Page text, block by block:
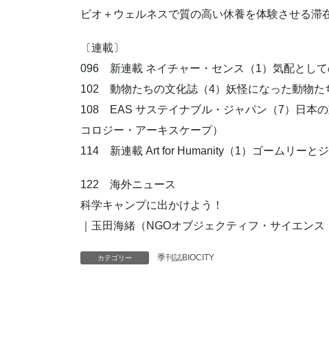
ビオ＋ウェルネスで質の高い休養を体験させる滞
〔連載〕
096 新連載 ネイチャー・センス（1）気配として
102 動物たちの文化誌（4）妖怪になった動物た
108 EAS サステイナブル・ジャパン（7）日本
コロジー・アーキスケープ）
114 新連載 Art for Humanity（1）ゴームリーと
122 海外ニュース
科学キャンプに出かけよう！
｜玉田海緒（NGOオブジェクティフ・サイエンス
カテゴリー 季刊誌BIOCITY